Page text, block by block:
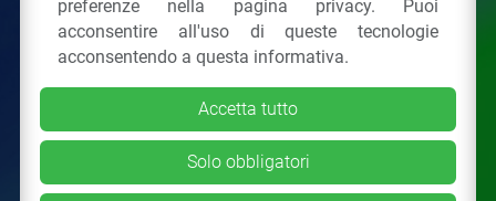
Tutti i diritti riservati Privacy Policy &Cookie
preferenze nella pagina privacy. Puoi
acconsentire all'uso di queste tecnologie
acconsentendo a questa informativa.
Accetta tutto
Solo obbligatori